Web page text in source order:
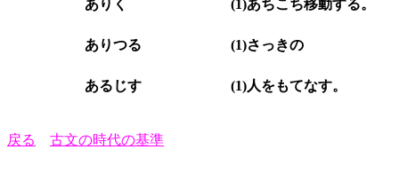
ありく (1)あちこち移動する。
ありつる (1)さっきの
あるじす (1)人をもてなす。
戻る 古文の時代の基準